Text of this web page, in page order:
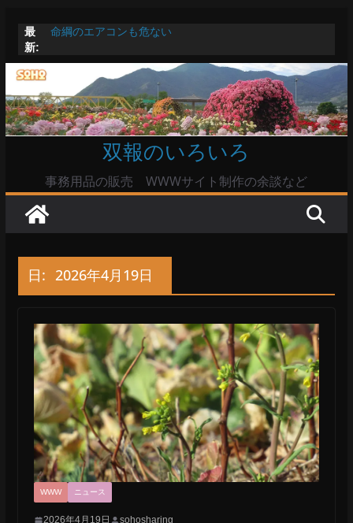
テ
ン
ツ
へ
ッ
最
新:
命綱のエアコンも危ない
た暑い
Windowsユーザーは公共の共有Wi-Fiは使うな?
高市首相とは隙間風が吹く鈴木憲和農水相
陸自部隊の思想信条調査報道受け小泉防衛相「不適切活
動ない」で良いのか
双報のいろいろ
事務用品の販売 WWWサイト制作の余談など
日: 2026年4月19日
WWW ニュース
2026年4月19日 sohosharing